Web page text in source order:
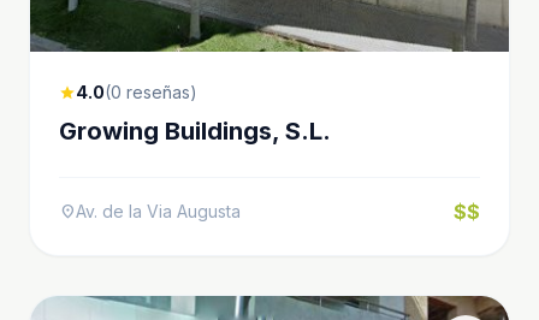
star4.0(0 reseñas)
Growing Buildings, S.L.
location_onAv. de la Via Augusta $$